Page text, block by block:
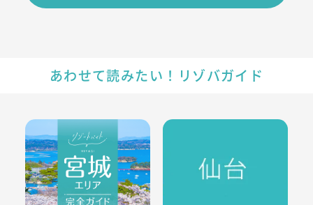
あわせて読みたい！リゾバガイド
宮城県のリゾートバイト・エリア情報仙台リゾートバイト・エリア情